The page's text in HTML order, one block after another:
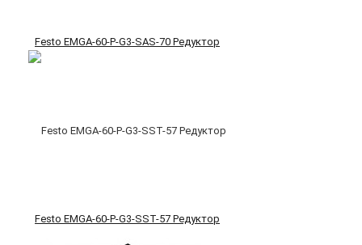
Festo EMGA-60-P-G3-SAS-70 Редуктор
Festo EMGA-60-P-G3-SST-57 Редуктор